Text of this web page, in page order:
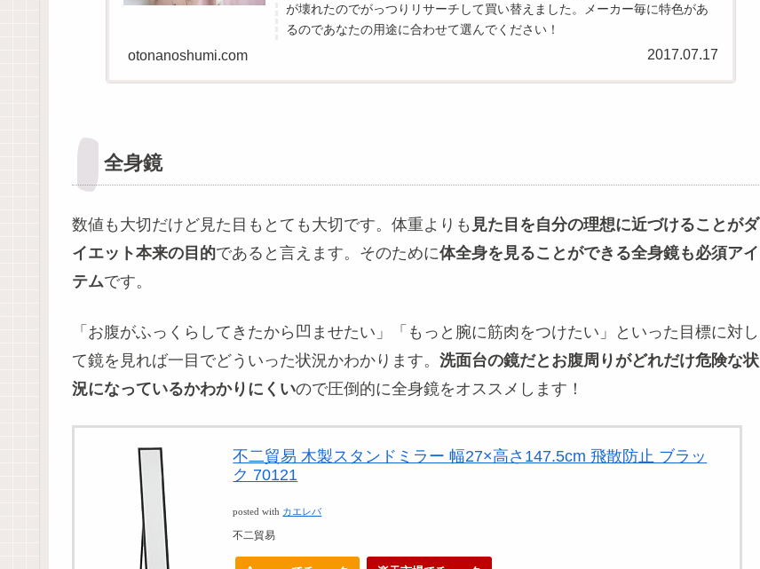
が壊れたのでがっつりリサーチして買い替えました。メーカー毎に特色があ
るのであなたの用途に合わせて選んでください！
otonanoshumi.com 2017.07.17
全身鏡
数値も大切だけど見た目もとても大切です。体重よりも 見た目を自分の理想に近づけることがダ
イエット本来の目的であると言えます。そのために体全身を見ることができる全身鏡も必須アイ
テムです。
「お腹がふっくらしてきたから凹ませたい」「もっと腕に筋肉をつけたい」といった目標に対し
て鏡を見れば一目でどういった状況かわかります。 洗面台の鏡だとお腹周りがどれだけ危険な状
況になっているかわかりにくいので圧倒的に全身鏡をオススメします！
不二貿易 木製スタンドミラー 幅27×高さ147.5cm 飛散防止 ブラッ
ク 70121
posted with カエレバ
不二貿易